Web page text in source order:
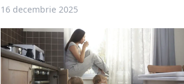
16 decembrie 2025